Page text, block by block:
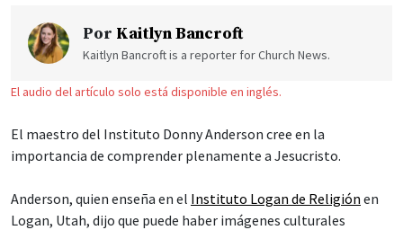
Por Kaitlyn Bancroft
Kaitlyn Bancroft is a reporter for Church News.
El audio del artículo solo está disponible en inglés.
El maestro del Instituto Donny Anderson cree en la
importancia de comprender plenamente a Jesucristo.
Anderson, quien enseña en el Instituto Logan de Religión en
Logan, Utah, dijo que puede haber imágenes culturales